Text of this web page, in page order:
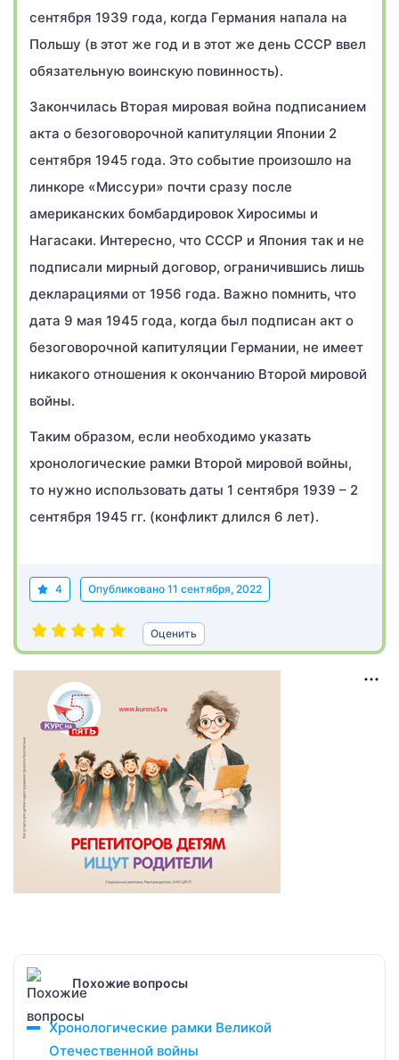
сентября 1939 года, когда Германия напала на
Польшу (в этот же год и в этот же день СССР ввел
обязательную воинскую повинность).
Закончилась Вторая мировая война подписанием
акта о безоговорочной капитуляции Японии 2
сентября 1945 года. Это событие произошло на
линкоре «Миссури» почти сразу после
американских бомбардировок Хиросимы и
Нагасаки. Интересно, что СССР и Япония так и не
подписали мирный договор, ограничившись лишь
декларациями от 1956 года. Важно помнить, что
дата 9 мая 1945 года, когда был подписан акт о
безоговорочной капитуляции Германии, не имеет
никакого отношения к окончанию Второй мировой
войны.
Таким образом, если необходимо указать
хронологические рамки Второй мировой войны,
то нужно использовать даты 1 сентября 1939 – 2
сентября 1945 гг. (конфликт длился 6 лет).
4 Опубликовано 11 сентября, 2022
Оценить
Похожие вопросы
Хронологические рамки Великой
Отечественной войны